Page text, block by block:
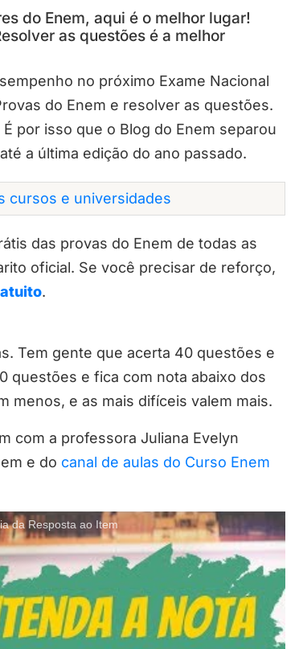
do Enem, aqui é o melhor lugar!
as questões é a melhor
no próximo Exame Nacional
do Enem e resolver as questões.
por isso que o Blog do Enem separou
a última edição do ano passado.
cursos e universidades
das provas do Enem de todas as
oficial. Se você precisar de reforço,
.
Tem gente que acerta 40 questões e
questões e fica com nota abaixo dos
menos, e as mais difíceis valem mais.
com a professora Juliana Evelyn
e do canal de aulas do Curso Enem
da Resposta ao Item